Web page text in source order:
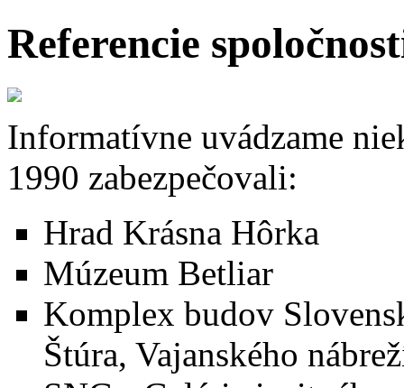
Referencie
Informatívne uvádzame
1990 zabezpečovali:
Hrad Krásna Hôrka
Múzeum Betliar
Komplex budov
Štúra, Vajanského